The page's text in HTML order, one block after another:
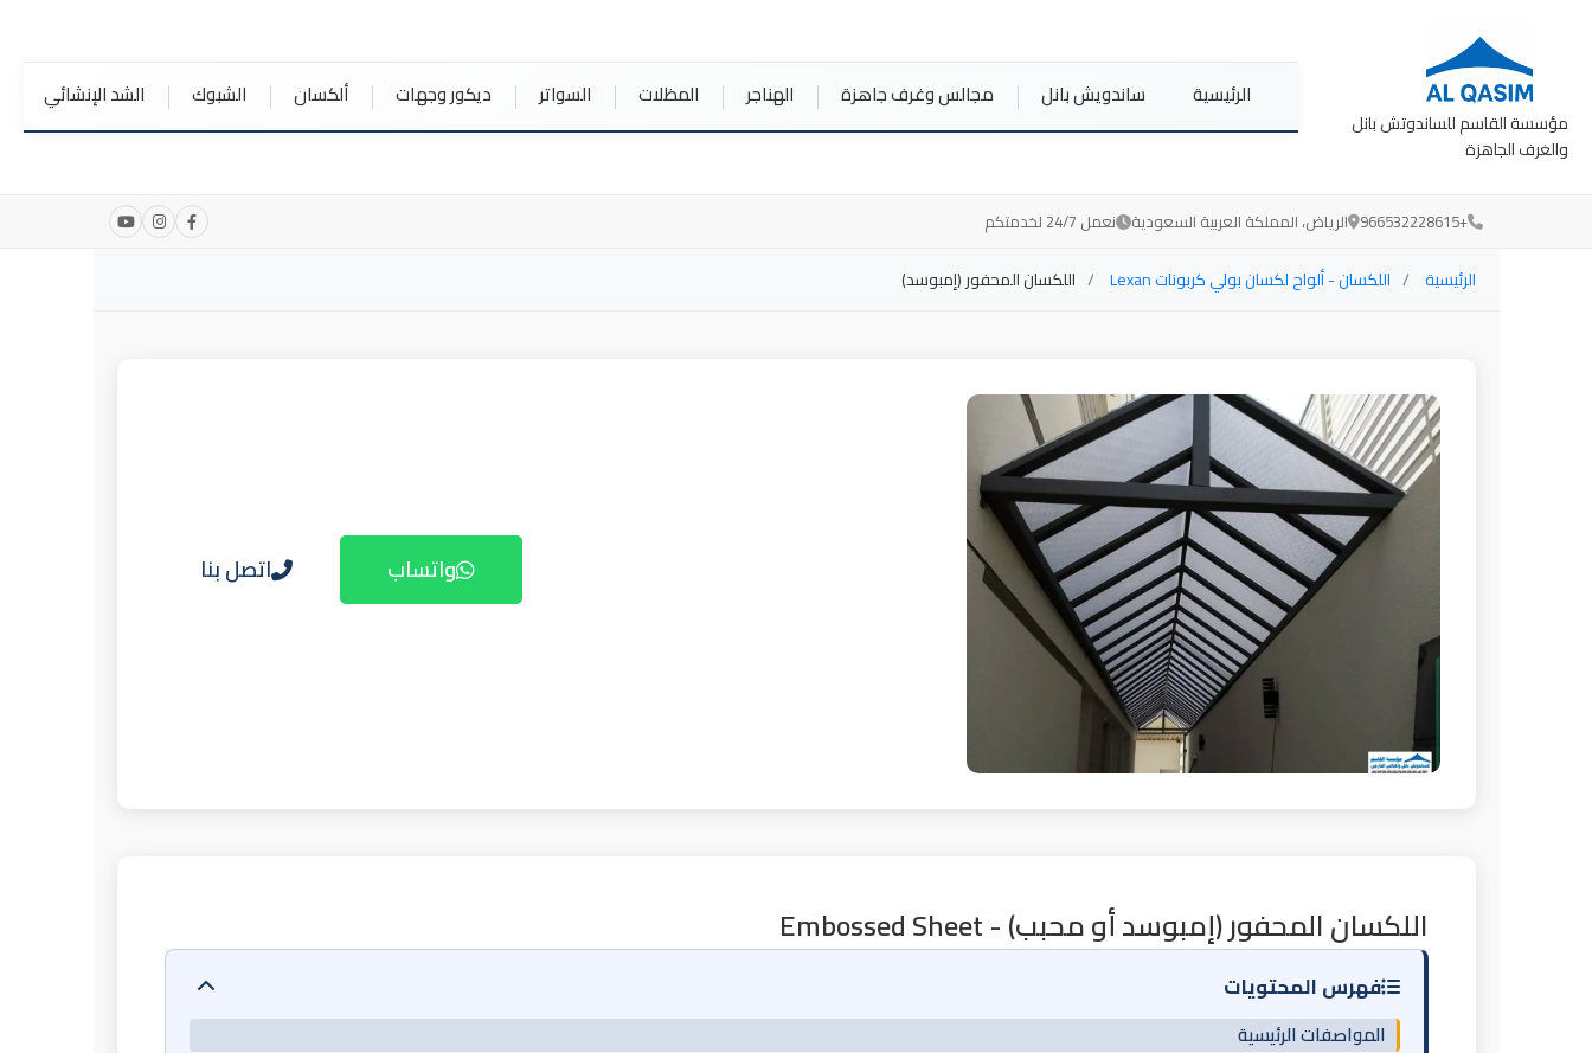
مؤسسة القاسم للساندوتش بانل
والغرف الجاهزة
الرئيسية ساندويش بانل مجالس وغرف جاهزة الهناجر المظلات السواتر ديكور وجهات ألكسان الشبوك الشد الإنشائي
+966532228615 الرياض، المملكة العربية السعودية نعمل 24/7 لخدمتكم
الرئيسية اللكسان - ألواح لكسان بولي كربونات Lexan اللكسان المحفور (إمبوسد)
اتصل بنا واتساب
اللكسان المحفور (إمبوسد أو محبب) - Embossed Sheet
فهرس المحتويات
المواصفات الرئيسية